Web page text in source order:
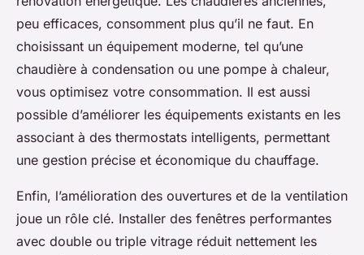
peu efficaces, consomment plus qu’il ne faut. En
choisissant un équipement moderne, tel qu’une
chaudière à condensation ou une pompe à chaleur,
vous optimisez votre consommation. Il est aussi
possible d’améliorer les équipements existants en les
associant à des thermostats intelligents, permettant
une gestion précise et économique du chauffage.
Enfin, l’amélioration des ouvertures et de la ventilation
joue un rôle clé. Installer des fenêtres performantes
avec double ou triple vitrage réduit nettement les